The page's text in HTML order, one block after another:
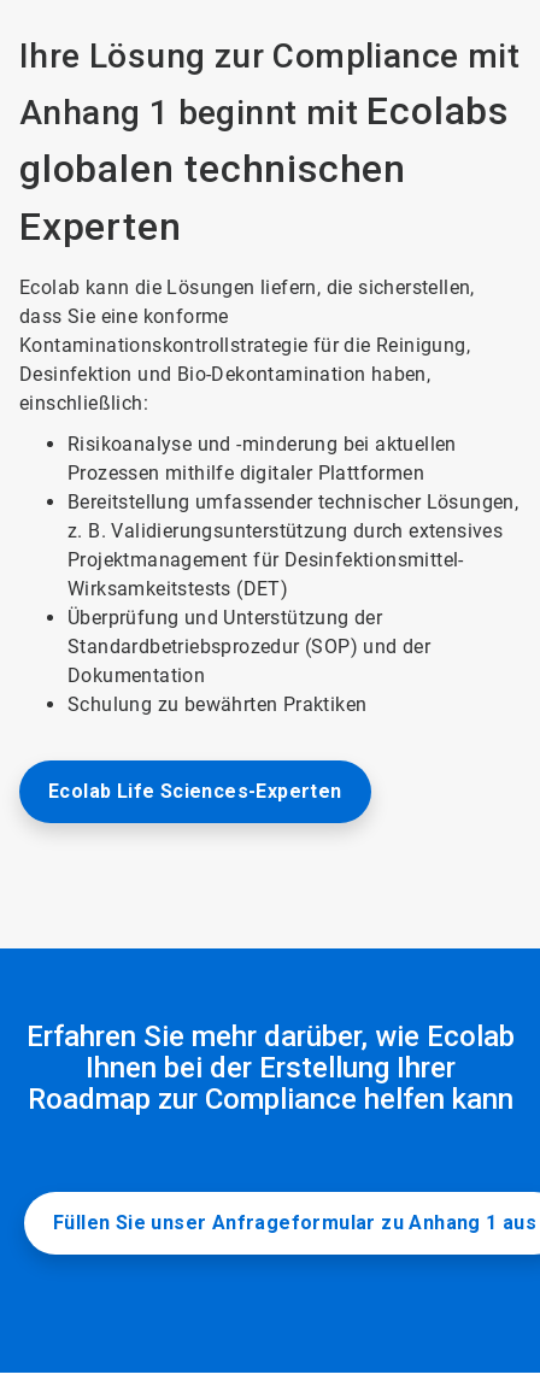
Ihre Lösung zur Compliance mit
Anhang 1 beginnt mit Ecolabs
globalen technischen
Experten
Ecolab kann die Lösungen liefern, die sicherstellen,
dass Sie eine konforme
Kontaminationskontrollstrategie für die Reinigung,
Desinfektion und Bio-Dekontamination haben,
einschließlich:
Risikoanalyse und -minderung bei aktuellen
Prozessen mithilfe digitaler Plattformen
Bereitstellung umfassender technischer Lösungen,
z. B. Validierungsunterstützung durch extensives
Projektmanagement für Desinfektionsmittel-
Wirksamkeitstests (DET)
Überprüfung und Unterstützung der
Standardbetriebsprozedur (SOP) und der
Dokumentation
Schulung zu bewährten Praktiken
Ecolab Life Sciences-Experten
Erfahren Sie mehr darüber, wie Ecolab
Ihnen bei der Erstellung Ihrer
Roadmap zur Compliance helfen kann
Füllen Sie unser Anfrageformular zu Anhang 1 aus